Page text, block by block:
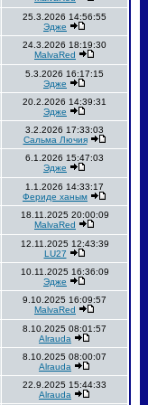
25.3.2026 14:56:55
Эдже
24.3.2026 18:19:30
MalvaRed
5.3.2026 16:17:15
Эдже
20.2.2026 14:39:31
Эдже
3.2.2026 17:33:03
Сальма Лючия
6.1.2026 15:47:03
Эдже
1.1.2026 14:33:17
Фериде ханым
18.11.2025 20:00:09
MalvaRed
12.11.2025 12:43:39
LU27
10.11.2025 16:36:09
Эдже
9.10.2025 16:09:57
MalvaRed
8.10.2025 08:01:57
Alrauda
8.10.2025 08:00:07
Alrauda
22.9.2025 15:44:33
Alrauda